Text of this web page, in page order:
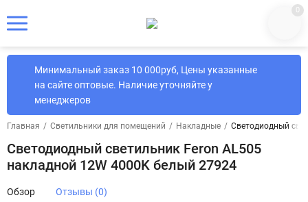
0
Минимальный заказ 10 000руб, Цены указанные
на сайте оптовые. Наличие уточняйте у
менеджеров
Главная / Светильники для помещений / Накладные / Светодиодный
Светодиодный светильник Feron AL505
накладной 12W 4000K белый 27924
Обзор Отзывы (0)